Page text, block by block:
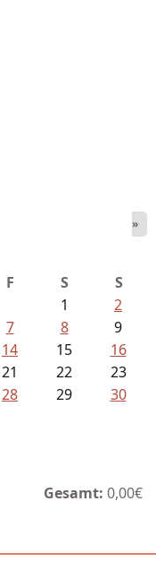
»
F S
S
1
2
7 8
9
14 15
16
21 22
23
28 29
30
Gesamt: 0,00€